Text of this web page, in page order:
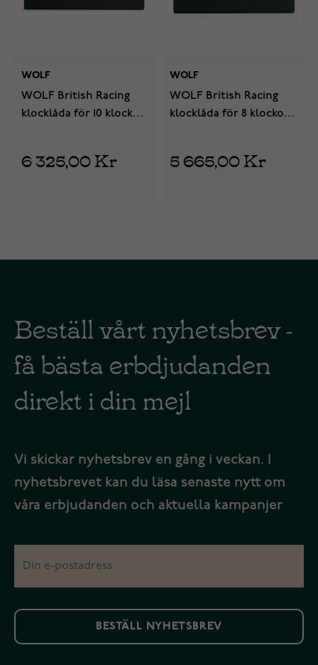
WOLF
WOLF British Racing
klocklåda för 10 klockor
6 325,00 Kr
WOLF
WOLF British Racing
klocklåda för 8 klockor
5 665,00 Kr
Beställ vårt nyhetsbrev -
få bästa erbdjudanden
direkt i din mejl
Vi skickar nyhetsbrev en gång i veckan. I
nyhetsbrevet kan du läsa senaste nytt om
våra erbjudanden och aktuella kampanjer
BESTÄLL NYHETSBREV